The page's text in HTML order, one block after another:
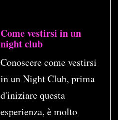
Come vestirsi in un
night club
Conoscere come vestirsi
in un Night Club, prima
d'iniziare questa
esperienza, è molto